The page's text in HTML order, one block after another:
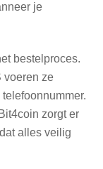
je
bestelproces.
voeren ze
zorgt er
alles veilig